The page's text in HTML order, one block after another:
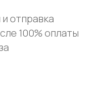
отправка
100% оплаты